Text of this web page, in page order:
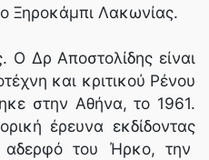
Ξηροκάμπι Λακωνίας.
Ο Δρ Αποστολίδης είναι
και κριτικού Ρένου
στην Αθήνα, το 1961.
έρευνα εκδίδοντας
αδερφό του Ήρκο, την